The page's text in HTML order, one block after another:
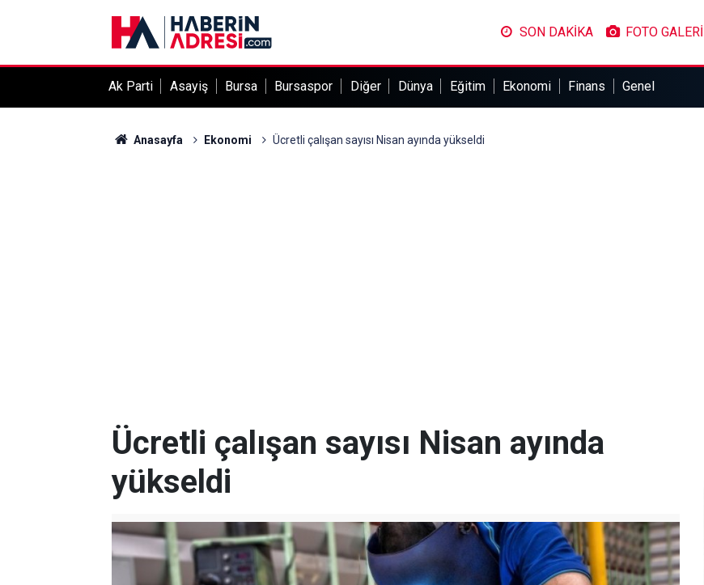
SON DAKİKA FOTO GALERİ
Ak Parti Asayiş Bursa Bursaspor Diğer Dünya Eğitim Ekonomi Finans Genel
Anasayfa Ekonomi Ücretli çalışan sayısı Nisan ayında yükseldi
Ücretli çalışan sayısı Nisan ayında
yükseldi